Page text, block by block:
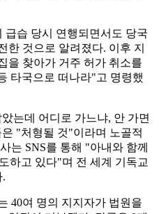
급습 당시 연행되면서도 당국
한 것으로 알려졌다. 이후 지
을 찾아가 거주 허가 취소를
타국으로 떠나라"고 명령했
는데 어디로 가느냐, 안 가면
"처형될 것"이라며 노골적
는 SNS를 통해 "아내와 함께
하고 있다"며 전 세계 기독교
.
40여 명의 지지자가 법원을